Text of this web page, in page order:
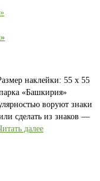
наклейки: 55 х 55
«Башкирия»
воруют знаки
сделать из знаков —
далее